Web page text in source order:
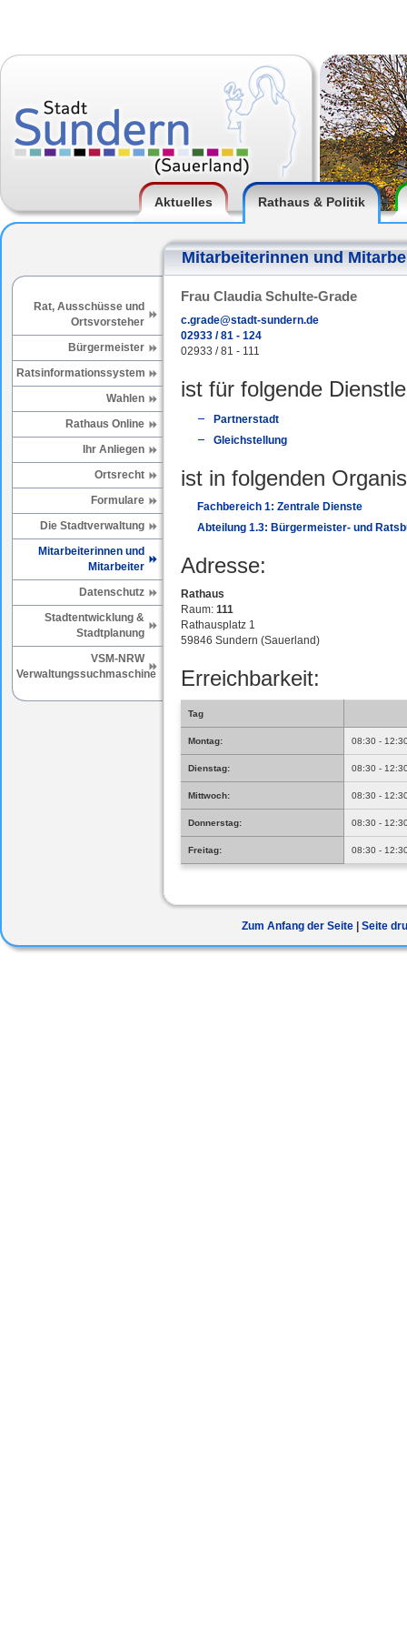
Aktuelles Rathaus & Politik
Mitarbeiterinnen und
Rat, Ausschüsse und
Ortsvorsteher
Bürgermeister
Ratsinformationssystem
Wahlen
Rathaus Online
Ihr Anliegen
Ortsrecht
Formulare
Die Stadtverwaltung
Mitarbeiterinnen und
Mitarbeiter
Datenschutz
Stadtentwicklung &
Stadtplanung
VSM-NRW
Verwaltungssuchmaschine
Frau Claudia Schulte-Grade
c.grade@stadt-sundern.de
02933 / 81 - 124
02933 / 81 - 111
ist für folgende
Partnerstadt
Gleichstellung
ist in folgenden
Fachbereich 1: Zentrale Dienste
Abteilung 1.3: Bürgermeister- und
Adresse:
Rathaus
Raum: 111
Rathausplatz 1
59846 Sundern (Sauerland)
Erreichbarkeit:
Tag
Montag: 08:30 -
Dienstag: 08:30 -
Mittwoch: 08:30 -
Donnerstag: 08:30 -
Freitag: 08:30 -
Zum Anfang der Seite Seite